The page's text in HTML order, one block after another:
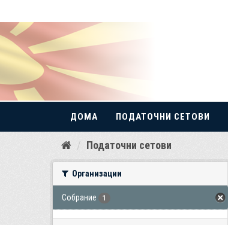
Прескокнете
ДОМА ПОДАТОЧНИ СЕТОВИ
Податочни сетови
Организации
Собрание 1